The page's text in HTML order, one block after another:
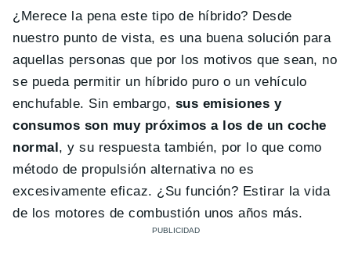
¿Merece la pena este tipo de híbrido? Desde
nuestro punto de vista, es una buena solución para
aquellas personas que por los motivos que sean, no
se pueda permitir un híbrido puro o un vehículo
enchufable. Sin embargo, sus emisiones y
consumos son muy próximos a los de un coche
normal , y su respuesta también, por lo que como
método de propulsión alternativa no es
excesivamente eficaz. ¿Su función? Estirar la vida
de los motores de combustión unos años más.